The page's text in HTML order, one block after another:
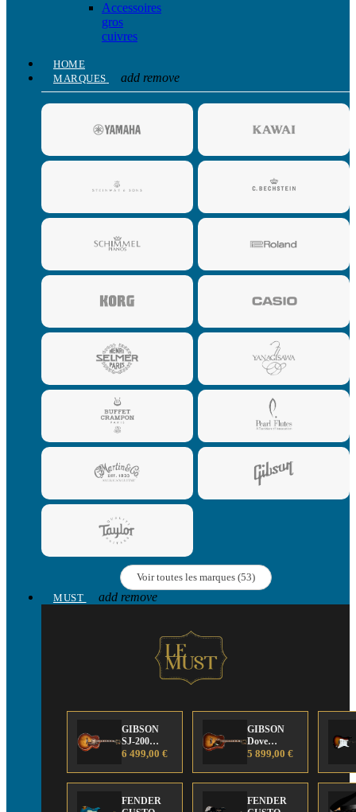
Accessoires
gros
cuivres
HOME
MARQUES
add remove
Voir toutes les marques (53)
MUST
add remove
GIBSON
SJ-200
Anniversary
Edition
6 499,00 €
GIBSON
Dove
Anniversary
Edition
5 899,00 €
FENDER
FENDER